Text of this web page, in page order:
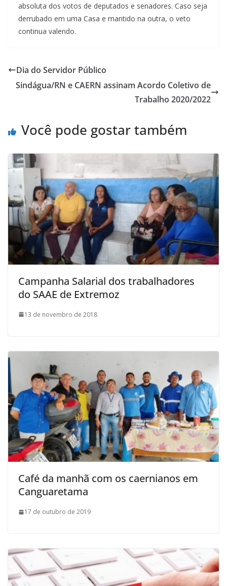
absoluta dos votos de deputados e senadores. Caso seja
derrubado em uma Casa e mantido na outra, o veto
continua valendo.
Dia do Servidor Público
Sindágua/RN e CAERN assinam Acordo Coletivo de
Trabalho 2020/2022
Você pode gostar também
Campanha Salarial dos trabalhadores
do SAAE de Extremoz
13 de novembro de 2018
Café da manhã com os caernianos em
Canguaretama
17 de outubro de 2019